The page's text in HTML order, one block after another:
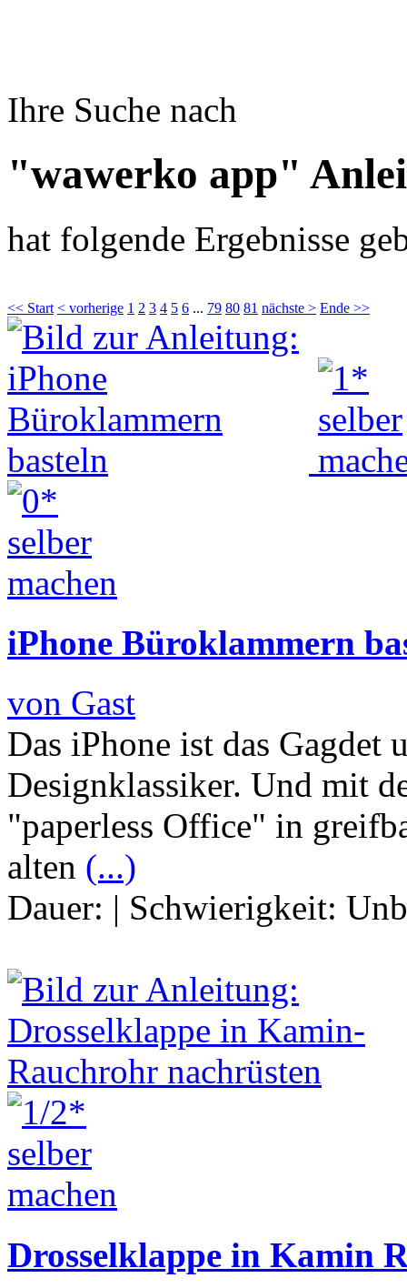
Ihre Suche nach
"wawerko app"
hat folgende Ergebnisse
<< Start < vorherige 1 2 3 4 5 6 ... 79 80 81 nächste > Ende >>
iPhone Büroklammern
von Gast
Das iPhone ist das Gagdet
Designklassiker. Und mit
"paperless Office" in
alten (...)
Dauer: | Schwierigkeit:
Drosselklappe in Kamin